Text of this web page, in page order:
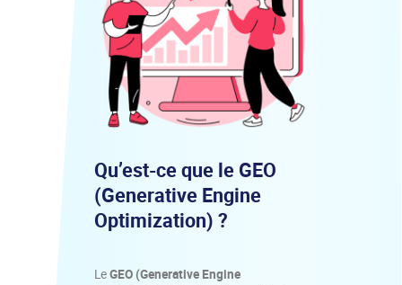
Qu’est-ce que le GEO
(Generative Engine
Optimization) ?
LeGEO (Generative Engine